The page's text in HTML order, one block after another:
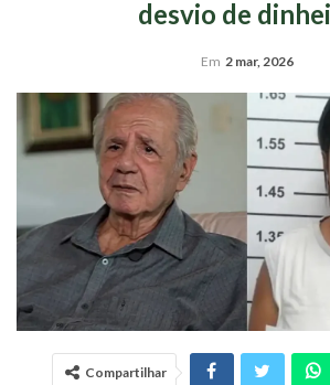
desvio de
Em 2 mar, 2026
Compartilhar